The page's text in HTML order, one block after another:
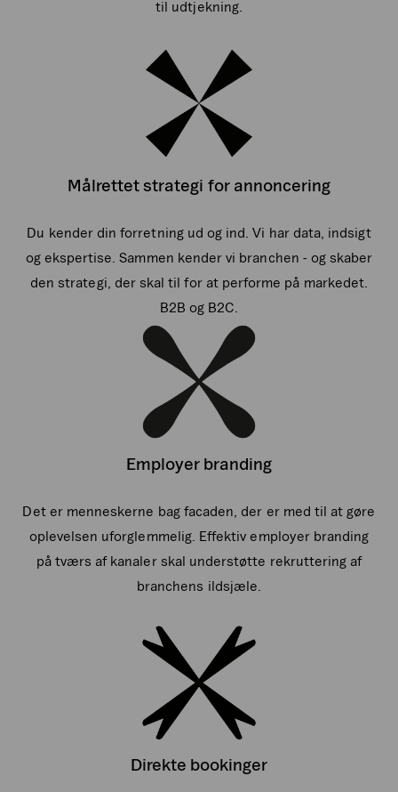
til udtjekning.
Målrettet strategi for annoncering
Du kender din forretning ud og ind. Vi har data, indsigt
og ekspertise. Sammen kender vi branchen - og skaber
den strategi, der skal til for at performe på markedet.
B2B og B2C.
Employer branding
Det er menneskerne bag facaden, der er med til at gøre
oplevelsen uforglemmelig. Effektiv employer branding
på tværs af kanaler skal understøtte rekruttering af
branchens ildsjæle.
Direkte bookinger